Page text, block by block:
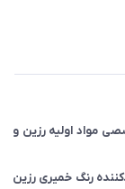
مرجع تخصصی مواد اولیه رزین و
رنگ خمیری رزین